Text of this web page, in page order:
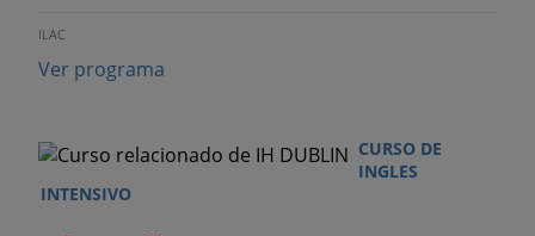
ILAC
Ver programa
CURSO DE
INGLES
INTENSIVO